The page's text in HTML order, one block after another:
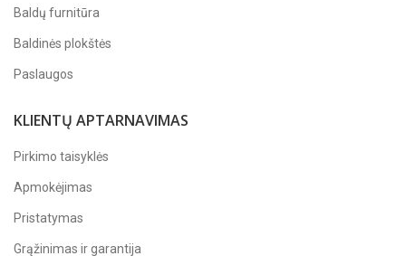
Baldų furnitūra
Baldinės plokštės
Paslaugos
KLIENTŲ APTARNAVIMAS
Pirkimo taisyklės
Apmokėjimas
Pristatymas
Grąžinimas ir garantija